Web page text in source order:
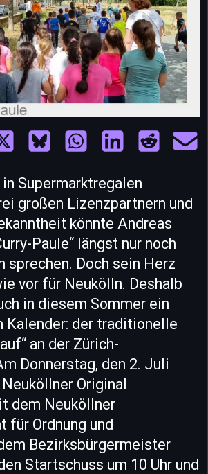
Supermarktregalen
großen Lizenzpartnern und
könnte Andreas
Paule“ längst nur noch
sprechen. Doch sein Herz
vor für Neukölln. Deshalb
in diesem Sommer ein
Kalender: der traditionelle
an der Zürich-
Donnerstag, den 2. Juli
Original
dem Neuköllner
für Ordnung und
Bezirksbürgermeister
Startschuss um 10 Uhr und